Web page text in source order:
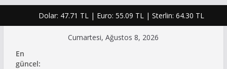
Dolar: 47.71 TL| Euro: 55.09 TL| Sterlin: 64.30 TL
content
Cumartesi, Ağustos 8, 2026
En
güncel: